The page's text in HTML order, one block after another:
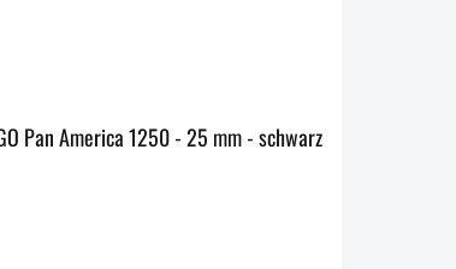
Wunderlich Lenkererhöhung ERGO Pan America 1250 - 25 mm - schwarz